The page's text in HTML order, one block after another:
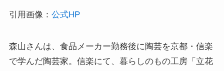
引用画像： 公式HP
森山さんは、食品メーカー勤務後に陶芸を京都・信楽
で学んだ陶芸家。信楽にて、暮らしのもの工房「立花